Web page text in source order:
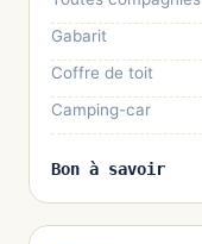
Gabarit
Coffre de toit
Camping-car
Bon à savoir